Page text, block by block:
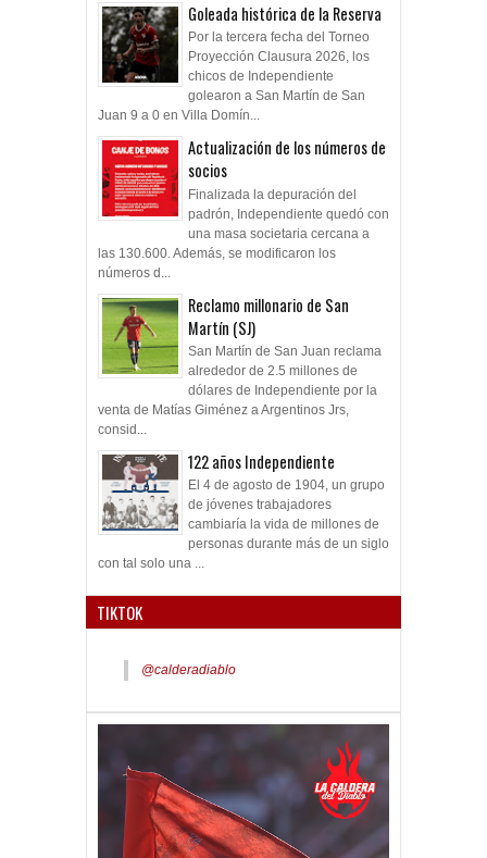
Goleada histórica de la Reserva
Por la tercera fecha del Torneo
Proyección Clausura 2026, los
chicos de Independiente
golearon a San Martín de San
Juan 9 a 0 en Villa Domín...
Actualización de los números de
socios
Finalizada la depuración del
padrón, Independiente quedó con
una masa societaria cercana a
las 130.600. Además, se modificaron los
números d...
Reclamo millonario de San
Martín (SJ)
San Martín de San Juan reclama
alrededor de 2.5 millones de
dólares de Independiente por la
venta de Matías Giménez a Argentinos Jrs,
consid...
122 años Independiente
El 4 de agosto de 1904, un grupo
de jóvenes trabajadores
cambiaría la vida de millones de
personas durante más de un siglo
con tal solo una ...
TIKTOK
@calderadiablo